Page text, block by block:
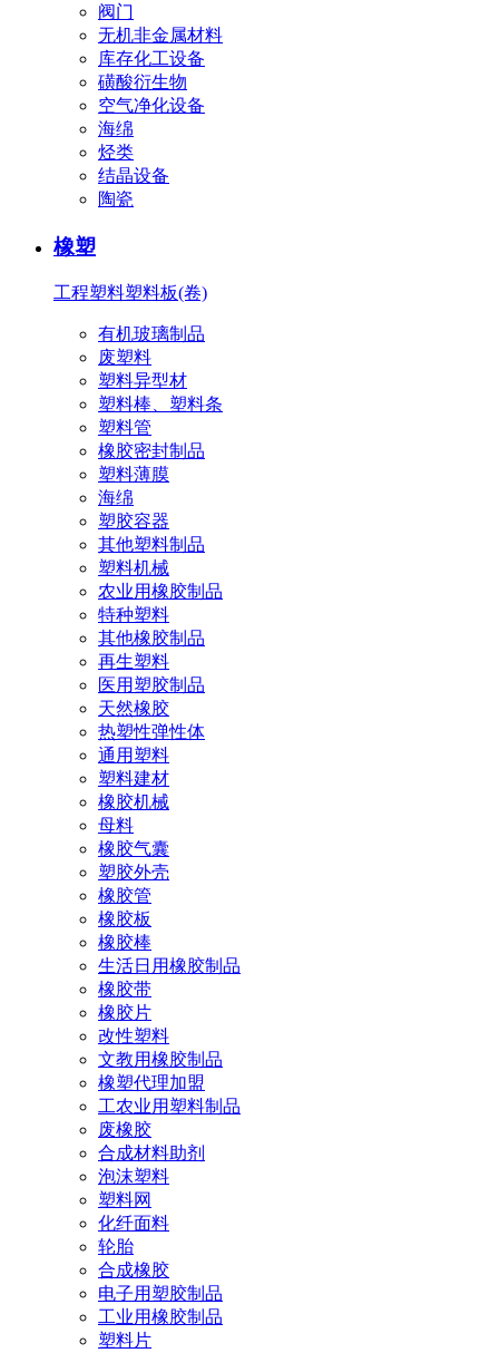
阀门
无机非金属材料
库存化工设备
磺酸衍生物
空气净化设备
海绵
烃类
结晶设备
陶瓷
橡塑
工程塑料塑料板(卷)
有机玻璃制品
废塑料
塑料异型材
塑料棒、塑料条
塑料管
橡胶密封制品
塑料薄膜
海绵
塑胶容器
其他塑料制品
塑料机械
农业用橡胶制品
特种塑料
其他橡胶制品
再生塑料
医用塑胶制品
天然橡胶
热塑性弹性体
通用塑料
塑料建材
橡胶机械
母料
橡胶气囊
塑胶外壳
橡胶管
橡胶板
橡胶棒
生活日用橡胶制品
橡胶带
橡胶片
改性塑料
文教用橡胶制品
橡塑代理加盟
工农业用塑料制品
废橡胶
合成材料助剂
泡沫塑料
塑料网
化纤面料
轮胎
合成橡胶
电子用塑胶制品
工业用橡胶制品
塑料片